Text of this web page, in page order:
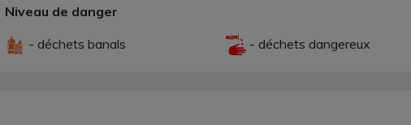
Niveau de danger
- déchets banals
- déchets dangereux